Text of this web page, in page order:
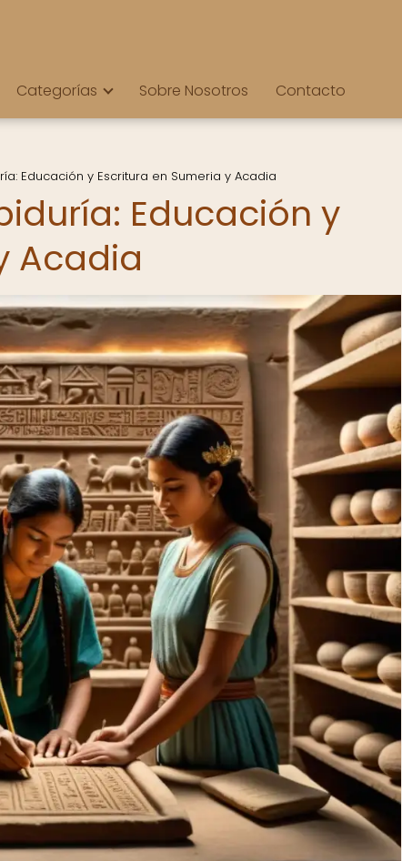
Categorías Sobre Nosotros Contacto
Educación y Escritura en Sumeria y Acadia
Educación y
Acadia